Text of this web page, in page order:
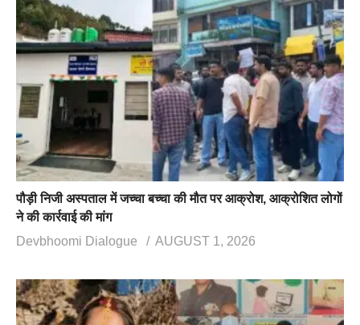
पौड़ी निजी अस्पताल में जच्चा बच्चा की मौत पर आक्रोश, आक्रोशित लोगों
ने की कार्रवाई की मांग
Devbhoomi Dialogue
AUGUST 1, 2026